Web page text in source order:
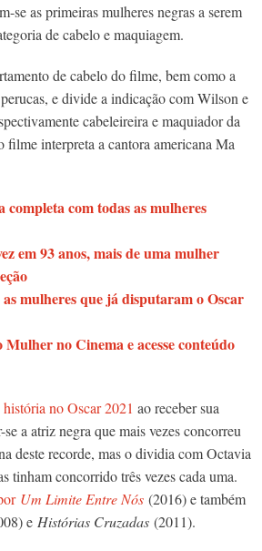
se as primeiras mulheres negras a serem
de cabelo e maquiagem.
de cabelo do filme, bem como a
e divide a indicação com Wilson e
cabeleireira e maquiador da
filme interpreta a cantora americana Ma
completa com todas as mulheres
em 93 anos, mais de uma mulher
mulheres que já disputaram o Oscar
no Cinema e acesse conteúdo
no Oscar 2021 ao receber sua
a atriz negra que mais vezes concorreu
deste recorde, mas o dividia com Octavia
tinham concorrido três vezes cada uma.
Um Limite Entre Nós(2016) e também
e Histórias Cruzadas(2011).